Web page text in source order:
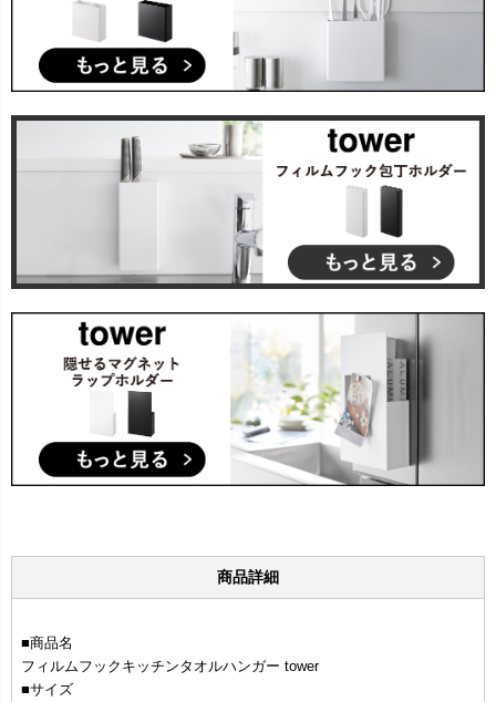
商品詳細
■商品名
フィルムフックキッチンタオルハンガー tower
■サイズ